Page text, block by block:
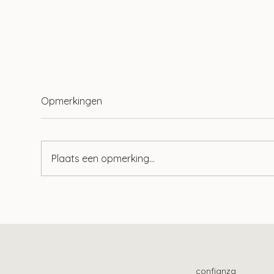
bepaalde zorgkosten
Opmerkingen
Plaats een opmerking...
confianza